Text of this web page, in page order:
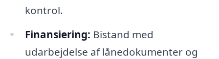
kontrol.
Finansiering: Bistand med
udarbejdelse af lånedokumenter og